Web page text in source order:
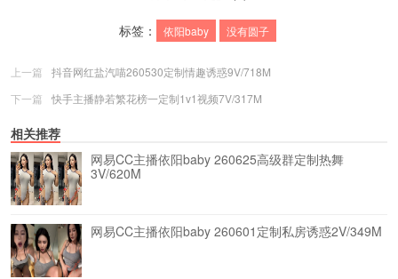
标签： 依阳baby 没有圆子
上一篇
抖音网红盐汽喵260530定制情趣诱惑9V/718M
下一篇
快手主播静若繁花榜一定制1v1视频7V/317M
相关推荐
网易CC主播依阳baby 260625高级群定制热舞
3V/620M
网易CC主播依阳baby 260601定制私房诱惑2V/349M